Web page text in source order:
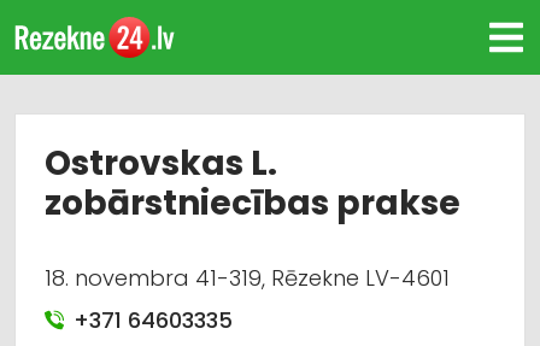
Ostrovskas L.
zobārstniecības prakse
18. novembra 41-319, Rēzekne LV-4601
+371 64603335